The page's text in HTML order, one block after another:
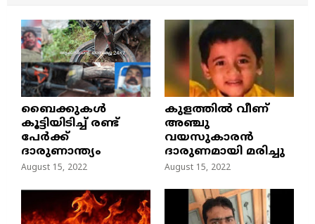
ബൈക്കുകൾ
കൂട്ടിയിടിച്ച് രണ്ട്
പേർക്ക്
ദാരുണാന്ത്യം
August 15, 2022
കുളത്തില്‍ വീണ്
അഞ്ചു
വയസുകാരന്‍
ദാരുണമായി മരിച്ചു
August 15, 2022